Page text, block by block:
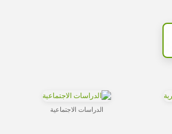
الدراسات الاجتماعية